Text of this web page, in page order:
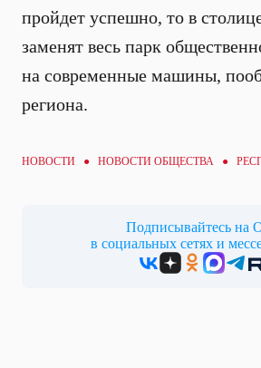
пройдет успешно, то в
заменят весь парк
на современные машины,
региона.
НОВОСТИ ● НОВОСТИ ОБЩЕСТВА ●
Подписывайтесь на
в социальных сетях и